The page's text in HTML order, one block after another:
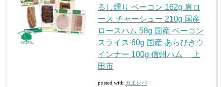
るし燻り ベーコン 162g 肩ロ
ース チャーシュー 210g 国産
ロースハム 58g 国産 ベーコン
スライス 60g 国産 あらびきウ
インナー 100g 信州ハム 上
田市
posted with カエレバ